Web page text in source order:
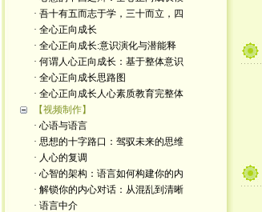
· 吾十有五而志于学，三十而立，四
· 全心正向成长
· 全心正向成长:意识演化与潜能释
· 何谓人心正向成长：基于整体意识
· 全心正向成长思路图
· 全心正向成长人心素质教育完整体
【视频制作】
· 心语与语言
· 思想的十字路口：驾驭未来的思维
· 人心的复调
· 心智的架构：语言如何构建你的内
· 解锁你的内心对话：从混乱到清晰
· 语言中介